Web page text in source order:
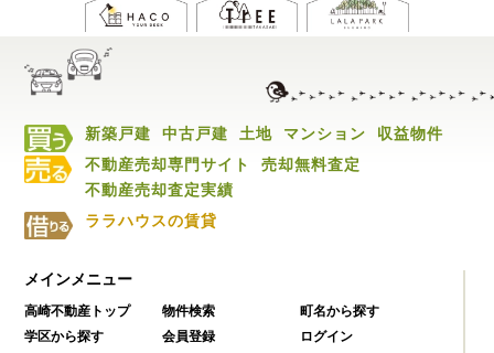
新築戸建 中古戸建 土地 マンション
収益物件
不動産売却専門サイト
売却無料査定
不動産売却査定実績
ララハウスの賃貸
メインメニュー
高崎不動産トップ 物件検索
町名から探す
学区から探す
会員登録
ログイン